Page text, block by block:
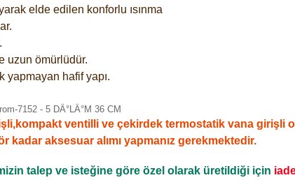
elde edilen konforlu ısınma
uzun ömürlüdür.
yapmayan hafif yapı.
ventilli ve çekirdek termostatik vana girişli
kadar aksesuar alımı yapmanız gerekmektedir.
talep ve isteğine göre özel olarak üretildiği için